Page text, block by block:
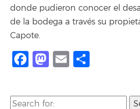
donde pudieron conocer el
de la bodega a través su
Capote.
Facebook
Mastodon
Email
Search